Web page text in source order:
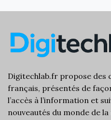
Digitechlab.fr propose des
français, présentés de
l’accès à l’information et
nouveautés du monde de